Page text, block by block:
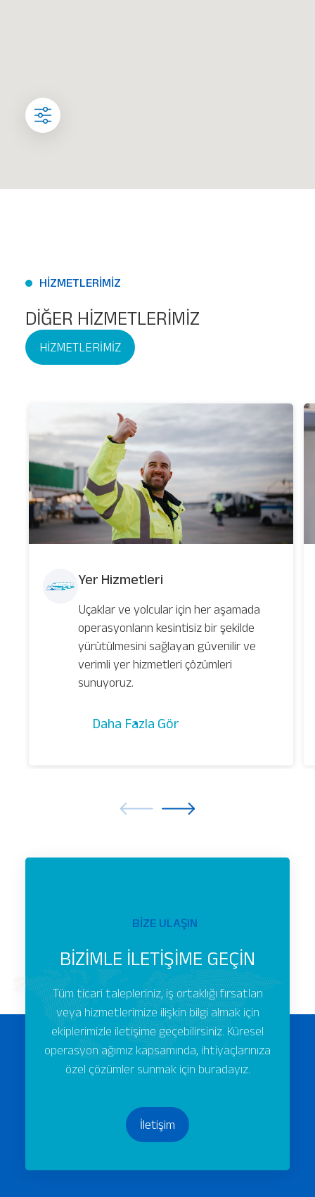
HİZMETLERİMİZ
DİĞER HİZMETLERİMİZ
HİZMETLERİMİZ
Yer Hizmetleri
Uçaklar ve yolcular için her aşamada
operasyonların kesintisiz bir şekilde
yürütülmesini sağlayan güvenilir ve
verimli yer hizmetleri çözümleri
sunuyoruz.
Daha Fazla Gör
BİZE ULAŞIN
BİZİMLE İLETİŞİME GEÇİN
Tüm ticari talepleriniz, iş ortaklığı fırsatları
veya hizmetlerimize ilişkin bilgi almak için
ekiplerimizle iletişime geçebilirsiniz. Küresel
operasyon ağımız kapsamında, ihtiyaçlarınıza
özel çözümler sunmak için buradayız.
İletişim